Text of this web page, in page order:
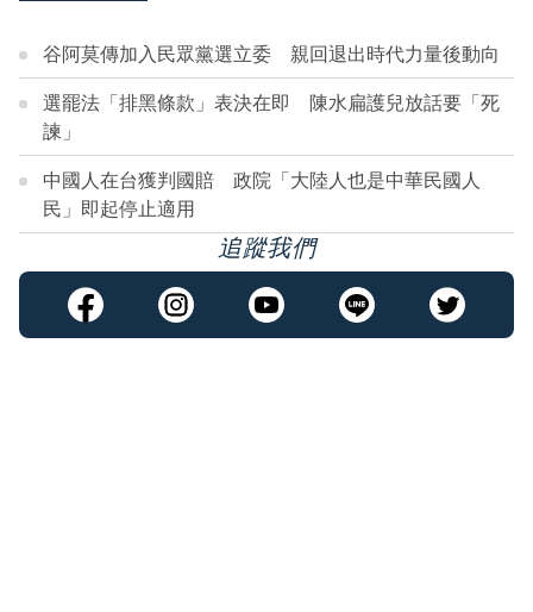
谷阿莫傳加入民眾黨選立委 親回退出時代力量後動向
選罷法「排黑條款」表決在即 陳水扁護兒放話要「死
諫」
中國人在台獲判國賠 政院「大陸人也是中華民國人
民」即起停止適用
追蹤我們